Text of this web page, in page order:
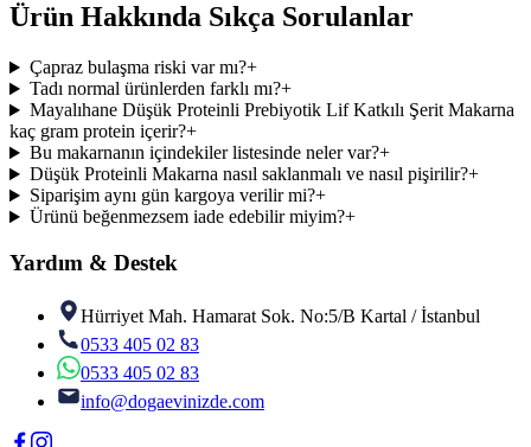
Ürün Hakkında Sıkça Sorulanlar
Çapraz bulaşma riski var mı?+
Tadı normal ürünlerden farklı mı?+
Mayalıhane Düşük Proteinli Prebiyotik Lif Katkılı Şerit Makarna
kaç gram protein içerir?+
Bu makarnanın içindekiler listesinde neler var?+
Düşük Proteinli Makarna nasıl saklanmalı ve nasıl pişirilir?+
Siparişim aynı gün kargoya verilir mi?+
Ürünü beğenmezsem iade edebilir miyim?+
Yardım & Destek
Hürriyet Mah. Hamarat Sok. No:5/B Kartal / İstanbul
0533 405 02 83
0533 405 02 83
info@dogaevinizde.com